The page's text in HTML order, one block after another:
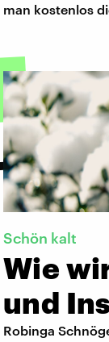
man kostenlos
Schön kalt
Wie
und
Robinga